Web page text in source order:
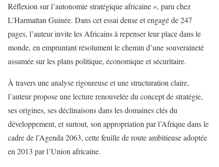
Réflexion sur l’autonomie stratégique africaine », paru chez
L’Harmattan Guinée. Dans cet essai dense et engagé de 247
pages, l’auteur invite les Africains à repenser leur place dans le
monde, en empruntant résolument le chemin d’une souveraineté
assumée sur les plans politique, économique et sécuritaire.
À travers une analyse rigoureuse et une structuration claire,
l’auteur propose une lecture renouvelée du concept de stratégie,
ses origines, ses déclinaisons dans les domaines clés du
développement, et surtout, son appropriation par l’Afrique dans le
cadre de l’Agenda 2063, cette feuille de route ambitieuse adoptée
en 2013 par l’Union africaine.